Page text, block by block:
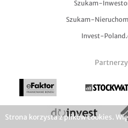
Szukam-
Szukam-
Invest-
Partnerzy
Strona korzysta z plików cookies.